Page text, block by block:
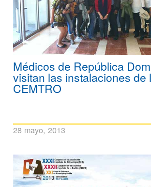
Médicos de República
visitan las instalaciones de
CEMTRO
28 mayo, 2013